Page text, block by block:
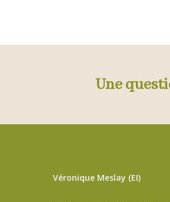
Une
Véronique Meslay (EI)